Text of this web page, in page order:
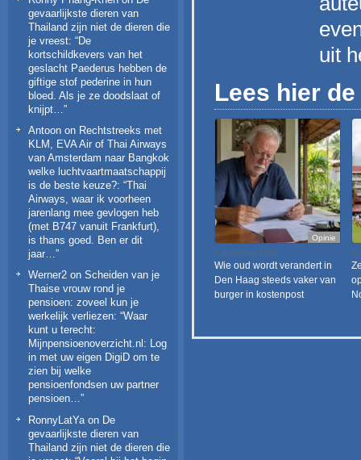
gevaarlijkste dieren van
Thailand zijn niet de dieren die
je vreest: “De
kortschildkevers van het
geslacht Paederus hebben de
giftige stof pederine in hun
bloed. Als je ze doodslaat of
knijpt…”
Antoon on Rechtstreeks met
KLM, EVA Air of Thai Airways
van Amsterdam naar Bangkok
welke luchtvaartmaatschappij
is de beste keuze?: “Thai
Airways, waar ik voorheen
jarenlang mee gevlogen heb
(met B747 vanuit Frankfurt),
is thans goed. Ben er dit
jaar…”
Werner2 on Scheiden van je
Thaise vrouw rond je
pensioen: zoveel kun je
werkelijk verliezen: “Waar
kunt u terecht:
Mijnpensioenoverzicht.nl: Log
in met uw eigen DigiD om te
zien bij welke
pensioenfondsen uw partner
pensioen…”
RonnyLatYa on De
gevaarlijkste dieren van
Thailand zijn niet de dieren die
uit
Lees hier
Opinie
7 augustus 2026
Wie oud wordt verandert in
Den Haag steeds vaker van
burger in kostenpost
7